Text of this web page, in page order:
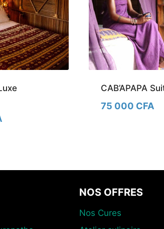
CAB’APAPA
75 000 CFA
NOS OFFRES
Nos Cures